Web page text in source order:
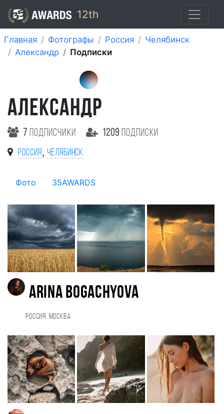
12th
Главная Фотографы Россия
Челябинск
Александр
Подписки
АЛЕКСАНДР
7 подписчики 1209 подписки
Россия , Челябинск
Фото 35AWARDS
Arina Bogachyova
Россия, Москва